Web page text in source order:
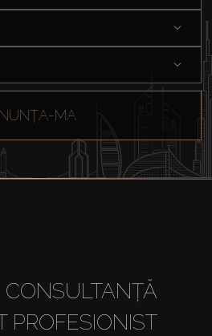
MA
CONSULTANȚĂ
PROFESIONIST